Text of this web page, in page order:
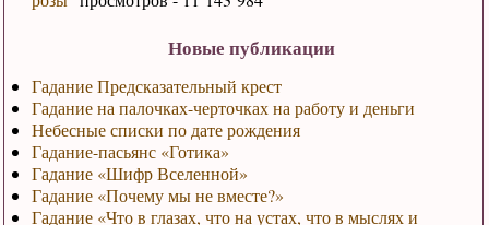
Новые публикации
Гадание Предсказательный крест
Гадание на палочках-черточках на работу и деньги
Небесные списки по дате рождения
Гадание-пасьянс «Готика»
Гадание «Шифр Вселенной»
Гадание «Почему мы не вместе?»
Гадание «Что в глазах, что на устах, что в мыслях и